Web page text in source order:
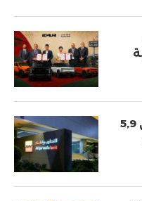
أرباح التجاري وفا بنك ترتفع إلى 5,9